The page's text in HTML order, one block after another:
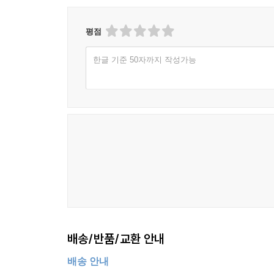
힘이 되는 사랑을 하기 위한 실천 217
제7장 뇌파
뇌파의 종류 222
제9장 우울님과 함께한 명상
명상일기 일부 (2013년~2023년) 248
평점
한글 기준 50자까지 작성가능
배송/반품/교환 안내
배송 안내